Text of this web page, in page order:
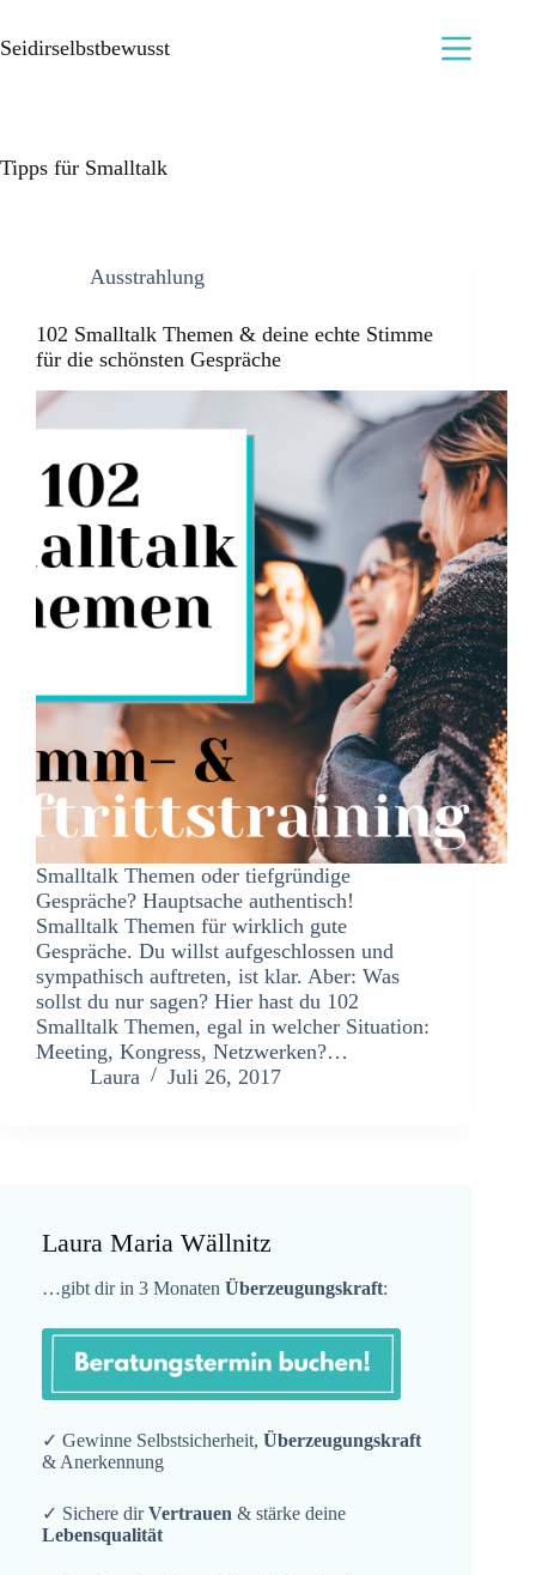
Seidirselbstbewusst
Tipps für Smalltalk
Ausstrahlung
102 Smalltalk Themen & deine echte Stimme
für die schönsten Gespräche
Smalltalk Themen oder tiefgründige
Gespräche? Hauptsache authentisch!
Smalltalk Themen für wirklich gute
Gespräche. Du willst aufgeschlossen und
sympathisch auftreten, ist klar. Aber: Was
sollst du nur sagen? Hier hast du 102
Smalltalk Themen, egal in welcher Situation:
Meeting, Kongress, Netzwerken?…
Laura
Juli 26, 2017
Laura Maria Wällnitz
…gibt dir in 3 Monaten Überzeugungskraft:
✓ Gewinne Selbstsicherheit, Überzeugungskraft
& Anerkennung
✓ Sichere dirVertrauen & stärke deine
Lebensqualität